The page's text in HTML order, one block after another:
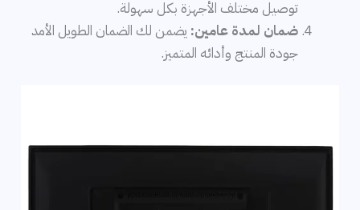
توصيل مختلف الأجهزة بكل سهولة.
ضمان لمدة عامين: يضمن لك الضمان الطويل الأمد
جودة المنتج وأدائه المتميز.